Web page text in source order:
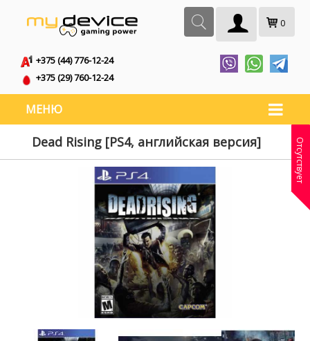
0
+375 (44) 776-12-24
+375 (29) 760-12-24
МЕНЮ
Dead Rising [PS4, английская версия] Отсутствует